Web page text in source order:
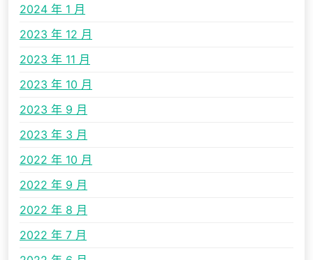
2024 年 1 月
2023 年 12 月
2023 年 11 月
2023 年 10 月
2023 年 9 月
2023 年 3 月
2022 年 10 月
2022 年 9 月
2022 年 8 月
2022 年 7 月